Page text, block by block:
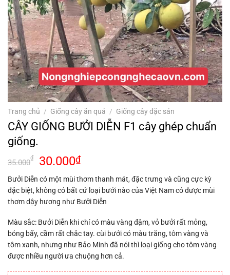
Trang chủ / Giống cây ăn quả / Giống cây đặc sản
CÂY GIỐNG BƯỞI DIỄN F1 cây ghép chuẩn
giống.
35.000
₫
Giá
gốc
là:
35.000₫.
30.000₫Giá
hiện
tại
là:
Bưởi Diễn có một mùi thơm thanh mát, đặc trưng và cũng cực kỳ
đặc biệt, không có bất cứ loại bưởi nào của Việt Nam có được mùi
thơm dậy hương như Bưởi Diễn
Màu sắc: Bưởi Diễn khi chí có màu vàng đậm, vỏ bưởi rất mỏng,
bóng bẩy, cầm rất chắc tay. cùi bưởi có màu trắng, tôm vàng và
tôm xanh, nhưng như Bảo Minh đã nói thì loại giống cho tôm vàng
được nhiều người ưa chuộng hơn cả.